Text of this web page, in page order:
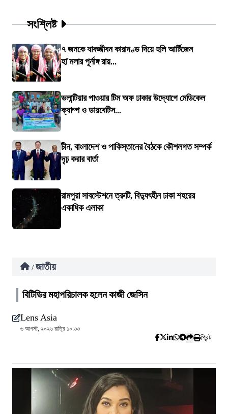
সংশ্লিষ্ট
৭ জনকে যাবজ্জীবন কারাদণ্ড দিয়ে হলি আর্টিজেন
হা'মলার পূর্নাঙ্গ রায়...
ভলান্টিয়ার পাওয়ার টিম অফ ঢাকার উদ্যোগে মেডিকেল
ক্যাম্প ও ডায়বেটিস...
চীন, বাংলাদেশ ও পাকিস্তানের বৈঠকে কৌশলগত সম্পর্ক
দৃঢ় করার বার্তা
রামপুরা সাবস্টেশনে ত্রুটি, বিদ্যুৎহীন ঢাকা শহরের
একাধিক এলাকা
/ জাতীয়
বিটিভির মহাপরিচালক হলেন কাজী জেসিন
Lens Asia
৬ আগস্ট, ২০২৬ রাত্রি ১০:৩৩
প্রিন্ট